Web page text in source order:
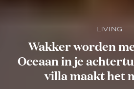
LIVING
Wakker worden
Oceaan in je
villa maakt het